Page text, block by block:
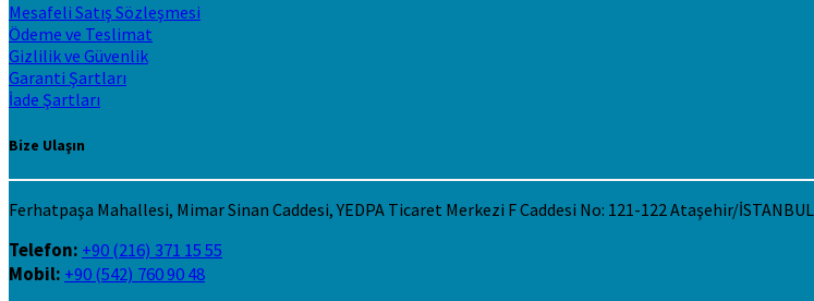
Mesafeli Satış Sözleşmesi
Ödeme ve Teslimat
Gizlilik ve Güvenlik
Garanti Şartları
İade Şartları
Bize Ulaşın
Ferhatpaşa Mahallesi, Mimar Sinan Caddesi, YEDPA Ticaret Merkezi F Caddesi No: 121-122 Ataşehir/İSTANBUL
Telefon: +90 (216) 371 15 55
Mobil: +90 (542) 760 90 48